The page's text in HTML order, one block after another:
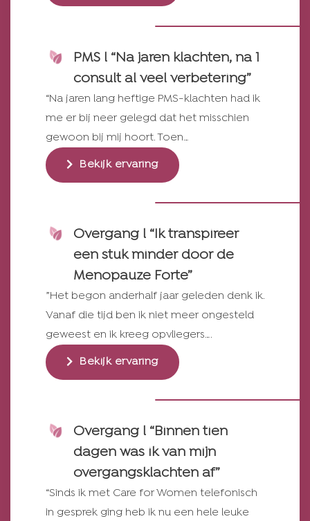
PMS l “Na jaren klachten, na 1
consult al veel verbetering”
“Na jaren lang heftige PMS-klachten had ik
me er bij neer gelegd dat het misschien
gewoon bij mij hoort. Toen…
Bekijk ervaring
Overgang l “Ik transpireer
een stuk minder door de
Menopauze Forte”
”Het begon anderhalf jaar geleden denk ik.
Vanaf die tijd ben ik niet meer ongesteld
geweest en ik kreeg opvliegers….
Bekijk ervaring
Overgang l “Binnen tien
dagen was ik van mijn
overgangsklachten af”
“Sinds ik met Care for Women telefonisch
in gesprek ging heb ik nu een hele leuke